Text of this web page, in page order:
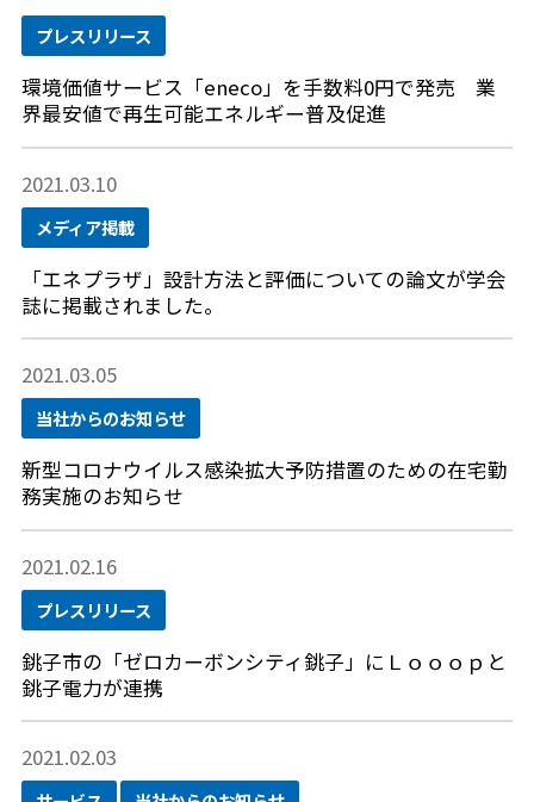
プレスリリース
環境価値サービス「eneco」を手数料0円で発売 業
界最安値で再生可能エネルギー普及促進
2021.03.10
メディア掲載
「エネプラザ」設計方法と評価についての論文が学会
誌に掲載されました。
2021.03.05
当社からのお知らせ
新型コロナウイルス感染拡大予防措置のための在宅勤
務実施のお知らせ
2021.02.16
プレスリリース
銚子市の「ゼロカーボンシティ銚子」にＬｏｏｏｐと
銚子電力が連携
2021.02.03